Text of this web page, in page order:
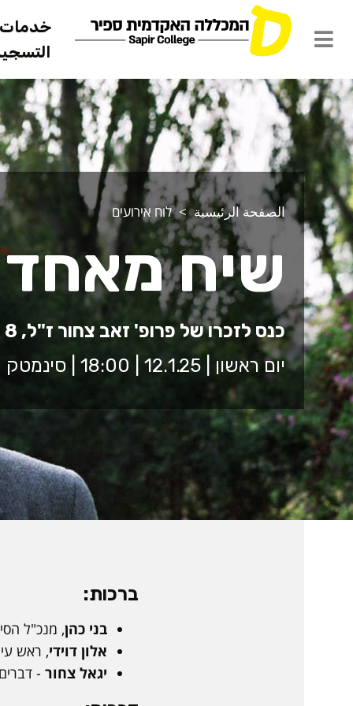
خدمات
الصفحة الرئيسية לוח אירועים
שיח
כנס לזכרו של פרופ' זאב צחור ז"ל, 8 שנים לפטירתו
יום ראשון | 12.1.25 | 18:00 | סינמטק שדרות
ברכות:
בני כהן, מנכ"ל
אלון דוידי, ראש
יגאל צחור -